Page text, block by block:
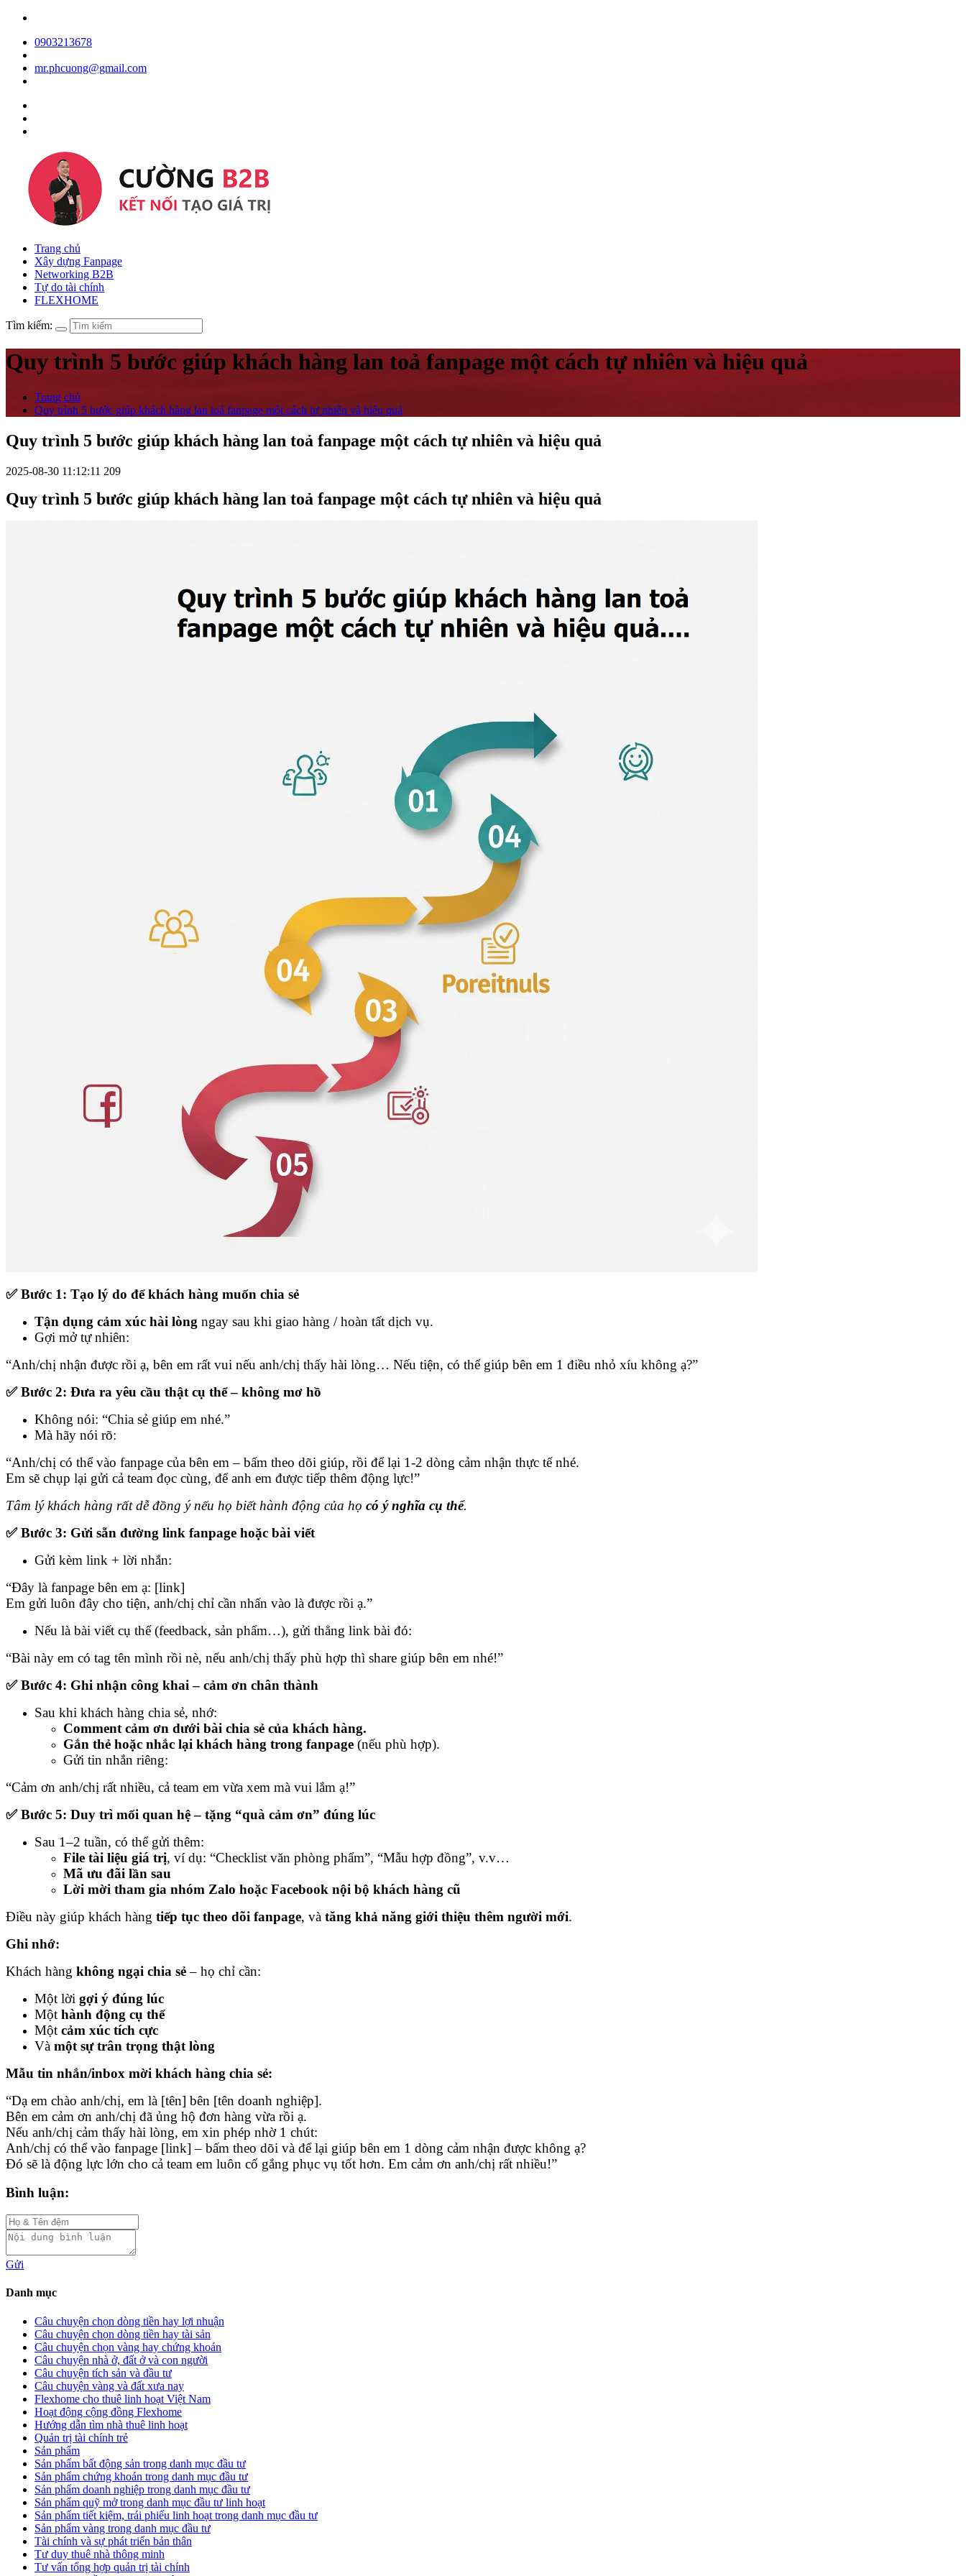
0903213678
mr.phcuong@gmail.com
Trang chủ
Xây dựng Fanpage
Networking B2B
Tự do tài chính
FLEXHOME
Tìm kiếm:
Quy trình 5 bước giúp khách hàng lan toả fanpage một cách tự nhiên và hiệu quả
Trang chủ
Quy trình 5 bước giúp khách hàng lan toả fanpage một cách tự nhiên và hiệu quả
Quy trình 5 bước giúp khách hàng lan toả fanpage một cách tự nhiên và hiệu quả
2025-08-30 11:12:11 209
Quy trình 5 bước giúp khách hàng lan toả fanpage một cách tự nhiên và hiệu quả
✅ Bước 1: Tạo lý do để khách hàng muốn chia sẻ
Tận dụng cảm xúc hài lòng ngay sau khi giao hàng / hoàn tất dịch vụ.
Gợi mở tự nhiên:
“Anh/chị nhận được rồi ạ, bên em rất vui nếu anh/chị thấy hài lòng… Nếu tiện, có thể giúp bên em 1 điều nhỏ xíu không ạ?”
✅ Bước 2: Đưa ra yêu cầu thật cụ thể – không mơ hồ
Không nói: “Chia sẻ giúp em nhé.”
Mà hãy nói rõ:
“Anh/chị có thể vào fanpage của bên em – bấm theo dõi giúp, rồi để lại 1-2 dòng cảm nhận thực tế nhé.
Em sẽ chụp lại gửi cả team đọc cùng, để anh em được tiếp thêm động lực!”
Tâm lý khách hàng rất dễ đồng ý nếu họ biết hành động của họ có ý nghĩa cụ thể.
✅ Bước 3: Gửi sẵn đường link fanpage hoặc bài viết
Gửi kèm link + lời nhắn:
“Đây là fanpage bên em ạ: [link]
Em gửi luôn đây cho tiện, anh/chị chỉ cần nhấn vào là được rồi ạ.”
Nếu là bài viết cụ thể (feedback, sản phẩm…), gửi thẳng link bài đó:
“Bài này em có tag tên mình rồi nè, nếu anh/chị thấy phù hợp thì share giúp bên em nhé!”
✅ Bước 4: Ghi nhận công khai – cảm ơn chân thành
Sau khi khách hàng chia sẻ, nhớ:
Comment cảm ơn dưới bài chia sẻ của khách hàng.
Gắn thẻ hoặc nhắc lại khách hàng trong fanpage (nếu phù hợp).
Gửi tin nhắn riêng:
“Cảm ơn anh/chị rất nhiều, cả team em vừa xem mà vui lắm ạ!”
✅ Bước 5: Duy trì mối quan hệ – tặng “quà cảm ơn” đúng lúc
Sau 1–2 tuần, có thể gửi thêm:
File tài liệu giá trị, ví dụ: “Checklist văn phòng phẩm”, “Mẫu hợp đồng”, v.v…
Mã ưu đãi lần sau
Lời mời tham gia nhóm Zalo hoặc Facebook nội bộ khách hàng cũ
Điều này giúp khách hàng tiếp tục theo dõi fanpage, và tăng khả năng giới thiệu thêm người mới.
Ghi nhớ:
Khách hàng không ngại chia sẻ– họ chỉ cần:
Một lời gợi ý đúng lúc
Một hành động cụ thể
Một cảm xúc tích cực
Và một sự trân trọng thật lòng
Mẫu tin nhắn/inbox mời khách hàng chia sẻ:
“Dạ em chào anh/chị, em là [tên] bên [tên doanh nghiệp].
Bên em cảm ơn anh/chị đã ủng hộ đơn hàng vừa rồi ạ.
Nếu anh/chị cảm thấy hài lòng, em xin phép nhờ 1 chút:
Anh/chị có thể vào fanpage [link] – bấm theo dõi và để lại giúp bên em 1 dòng cảm nhận được không ạ?
Đó sẽ là động lực lớn cho cả team em luôn cố gắng phục vụ tốt hơn. Em cảm ơn anh/chị rất nhiều!”
Bình luận:
Gửi
Danh mục
Câu chuyện chọn dòng tiền hay lợi nhuận
Câu chuyện chọn dòng tiền hay tài sản
Câu chuyện chọn vàng hay chứng khoán
Câu chuyện nhà ở, đất ở và con người
Câu chuyện tích sản và đầu tư
Câu chuyện vàng và đất xưa nay
Flexhome cho thuê linh hoạt Việt Nam
Hoạt động cộng đồng Flexhome
Hướng dẫn tìm nhà thuê linh hoạt
Quản trị tài chính trẻ
Sản phẩm
Sản phẩm bất động sản trong danh mục đầu tư
Sản phẩm chứng khoán trong danh mục đầu tư
Sản phẩm doanh nghiệp trong danh mục đầu tư
Sản phẩm quỹ mở trong danh mục đầu tư linh hoạt
Sản phẩm tiết kiệm, trái phiếu linh hoạt trong danh mục đầu tư
Sản phẩm vàng trong danh mục đầu tư
Tài chính và sự phát triển bản thân
Tư duy thuê nhà thông minh
Tư vấn tổng hợp quản trị tài chính